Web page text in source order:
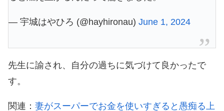
— 宇城はやひろ (@hayhironau) June 1, 2024
先生に諭され、自分の過ちに気づけて良かったで
す。
関連： 妻がスーパーでお金を使いすぎると愚痴る上